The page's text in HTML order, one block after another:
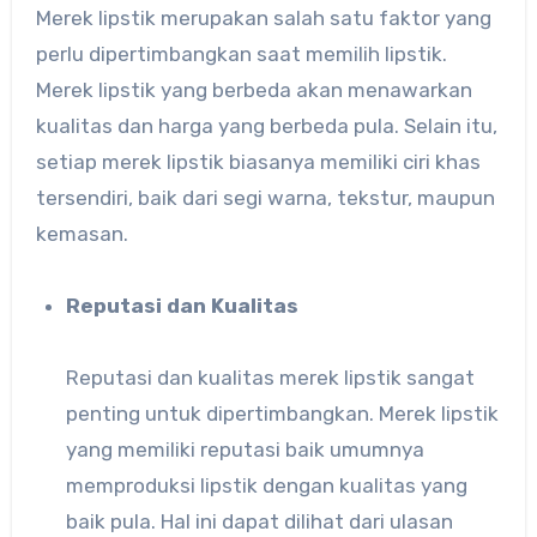
Merek lipstik merupakan salah satu faktor yang
perlu dipertimbangkan saat memilih lipstik.
Merek lipstik yang berbeda akan menawarkan
kualitas dan harga yang berbeda pula. Selain itu,
setiap merek lipstik biasanya memiliki ciri khas
tersendiri, baik dari segi warna, tekstur, maupun
kemasan.
Reputasi dan Kualitas
Reputasi dan kualitas merek lipstik sangat
penting untuk dipertimbangkan. Merek lipstik
yang memiliki reputasi baik umumnya
memproduksi lipstik dengan kualitas yang
baik pula. Hal ini dapat dilihat dari ulasan